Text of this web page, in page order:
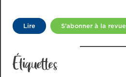
Lire S’abonner à la revue
Étiquettes